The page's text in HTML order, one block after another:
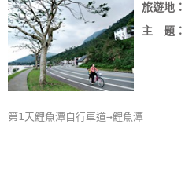
旅遊地：
主 題：
第1天鯉魚潭自行車道→鯉魚潭